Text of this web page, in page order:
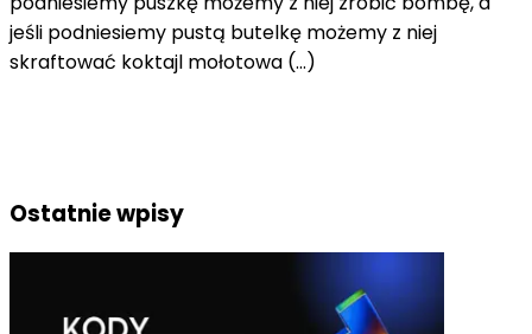
jeśli podniesiemy pustą butelkę możemy z niej
skraftować koktajl mołotowa (...)
Ostatnie wpisy